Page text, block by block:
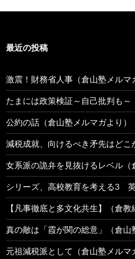
最近の投稿
激震！財務省人事（倉山塾メルマ
たまには政策検証～自己批判も～
公約の話（倉山塾メルマガより）
減税成就、向けるべき矛先はどこ
女系派の詭弁を見抜けるレベル（
シリーズ、高校教育を考える3 英
【凡事徹底と多文化共生】（倉教
真の敵は「霞が関の総意」（倉山
元祖減税派として（倉山塾メルマ